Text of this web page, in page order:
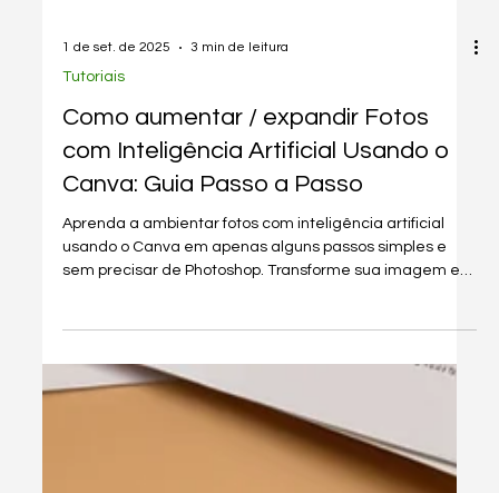
1 de set. de 2025
Tutoriais
Como aumentar / expandir Fotos
com Inteligência Artificial Usando o
Canva: Guia Passo a Passo
Aprenda a ambientar fotos com inteligência artificial
usando o Canva em apenas alguns passos simples e
algo impactante!